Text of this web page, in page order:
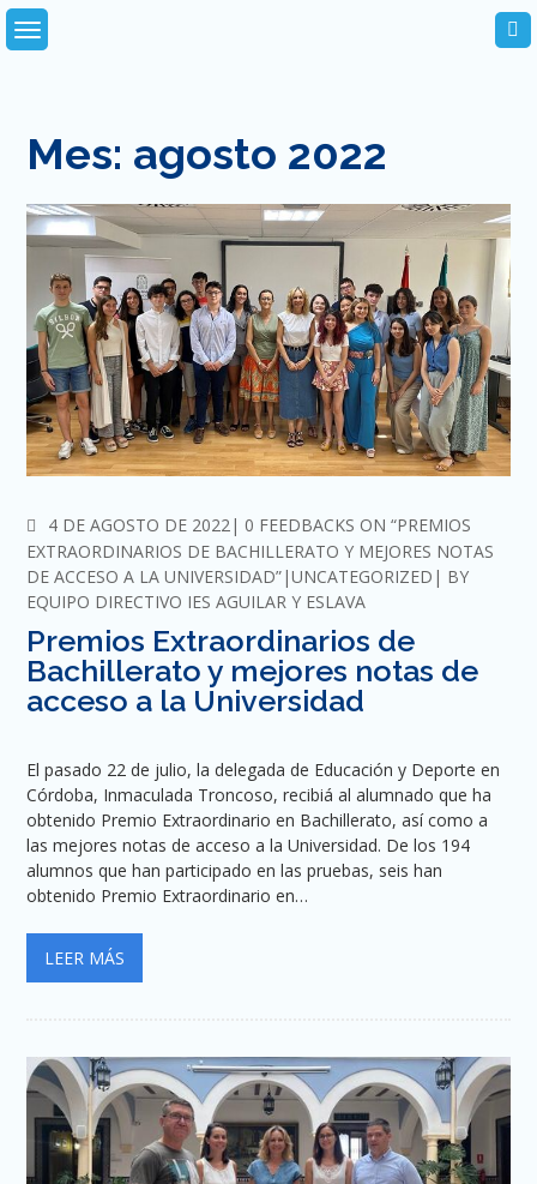
Skip
to
Mes: agosto 2022
4 DE AGOSTO DE 2022 COMMENTS
0 FEEDBACKS ON “PREMIOS
EXTRAORDINARIOS DE BACHILLERATO Y MEJORES NOTAS
DE ACCESO A LA UNIVERSIDAD” UNCATEGORIZED
BY
EQUIPO DIRECTIVO IES AGUILAR Y ESLAVA
Premios Extraordinarios de
Bachillerato y mejores notas de
acceso a la Universidad
El pasado 22 de julio, la delegada de Educación y Deporte en
Córdoba, Inmaculada Troncoso, recibiá al alumnado que ha
obtenido Premio Extraordinario en Bachillerato, así como a
las mejores notas de acceso a la Universidad. De los 194
alumnos que han participado en las pruebas, seis han
obtenido Premio Extraordinario en…
LEER MÁS